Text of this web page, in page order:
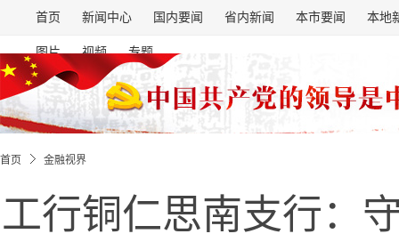
首页 新闻中心 国内要闻 省内新闻 本市要闻 本地
图片 视频 专题
首页 金融视界
工行铜仁思南支行：